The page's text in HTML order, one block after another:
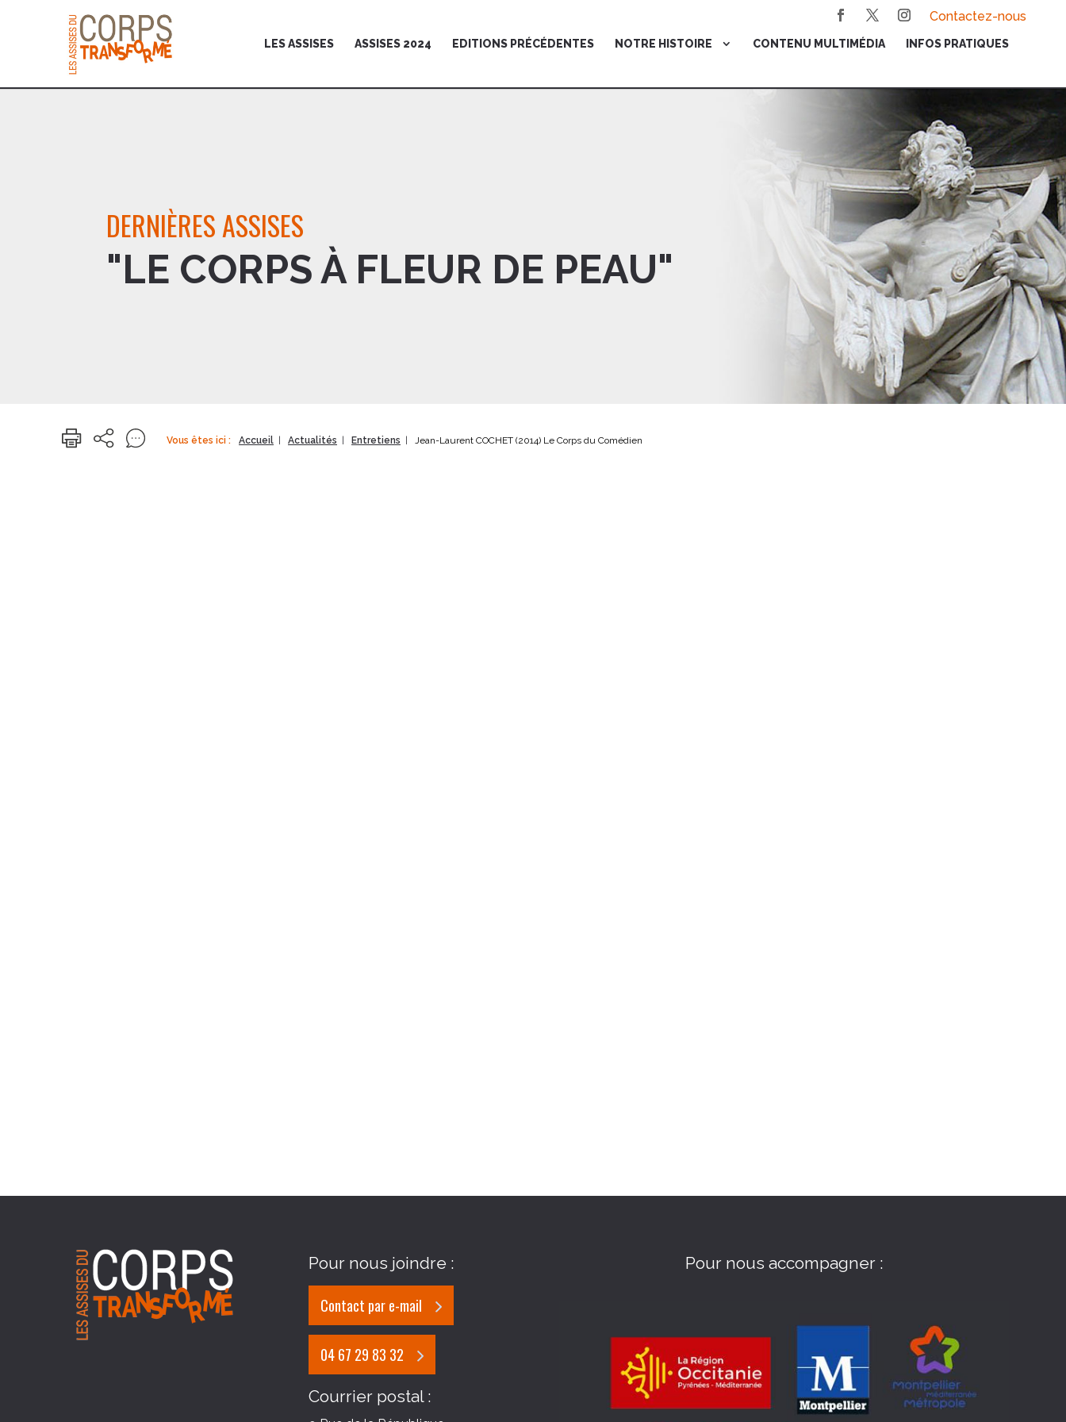
Contactez-nous
LES ASSISES ASSISES 2024 EDITIONS PRÉCÉDENTES NOTRE HISTOIRE CONTENU MULTIMÉDIA INFOS PRATIQUES
DERNIÈRES ASSISES
"LE CORPS À FLEUR DE PEAU"
Vous êtes ici : Accueil Actualités Entretiens Jean-Laurent COCHET (2014) Le Corps du Comédien
Pour nous joindre :
Contact par e-mail
04 67 29 83 32
Courrier postal :
Pour nous accompagner :